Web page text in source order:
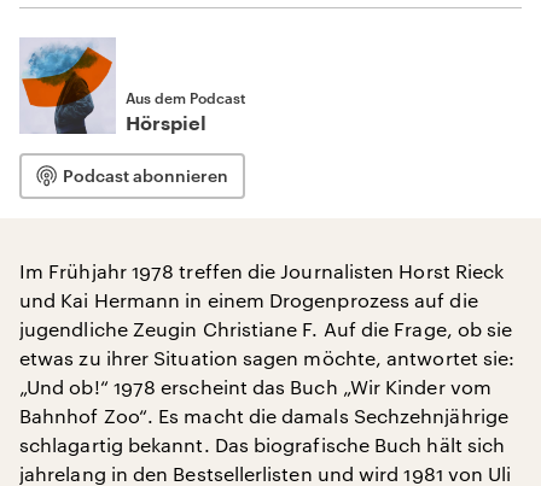
Aus dem Podcast
Hörspiel
Podcast abonnieren
Im Frühjahr 1978 treffen die Journalisten Horst Rieck
und Kai Hermann in einem Drogenprozess auf die
jugendliche Zeugin Christiane F. Auf die Frage, ob sie
etwas zu ihrer Situation sagen möchte, antwortet sie:
„Und ob!“ 1978 erscheint das Buch „Wir Kinder vom
Bahnhof Zoo“. Es macht die damals Sechzehnjährige
schlagartig bekannt. Das biografische Buch hält sich
jahrelang in den Bestsellerlisten und wird 1981 von Uli